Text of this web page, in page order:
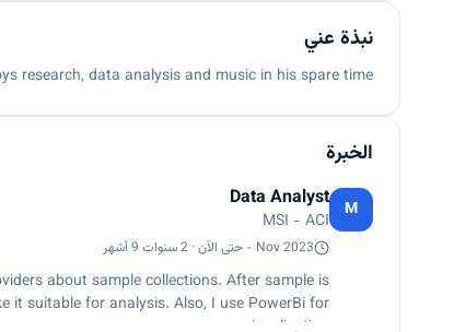
نبذة عني
research, data analysis and music in his spare time.
الخبرة
M
Data Analyst
MSI - ACI
Nov 2023 - حتى الآن · 2 سنوات 9 أشهر
about sample collections. After sample is
it suitable for analysis. Also, I use PowerBi for